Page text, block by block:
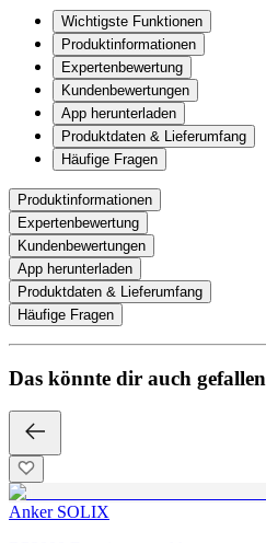
Wichtigste Funktionen
Produktinformationen
Expertenbewertung
Kundenbewertungen
App herunterladen
Produktdaten & Lieferumfang
Häufige Fragen
Produktinformationen
Expertenbewertung
Kundenbewertungen
App herunterladen
Produktdaten & Lieferumfang
Häufige Fragen
Das könnte dir auch gefallen
Anker SOLIX